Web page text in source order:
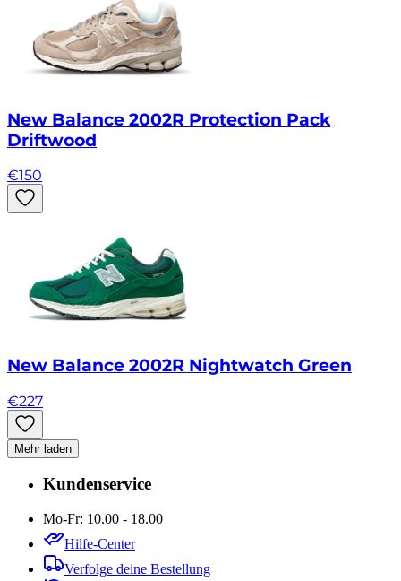
New Balance 2002R Protection Pack
Driftwood
€150
New Balance 2002R Nightwatch Green
€227
Mehr laden
Kundenservice
Mo-Fr: 10.00 - 18.00
Hilfe-Center
Verfolge deine Bestellung